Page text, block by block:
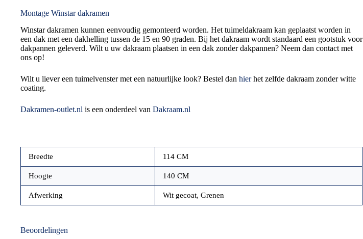
Montage Winstar dakramen
Winstar dakramen kunnen eenvoudig gemonteerd worden. Het tuimeldakraam kan geplaatst worden in
een dak met een dakhelling tussen de 15 en 90 graden. Bij het dakraam wordt standaard een gootstuk voor
dakpannen geleverd. Wilt u uw dakraam plaatsen in een dak zonder dakpannen? Neem dan contact met
ons op!
Wilt u liever een tuimelvenster met een natuurlijke look? Bestel dan hierhet zelfde dakraam zonder witte
coating.
Dakramen-outlet.nl is een onderdeel van Dakraam.nl
Breedte 114 CM
Hoogte 140 CM
Afwerking Wit gecoat, Grenen
Beoordelingen